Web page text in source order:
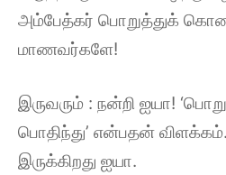
அம்பேத்கர் பொறுத்துக்
மாணவர்களே!
இருவரும் : நன்றி ஐயா!
பொதிந்து’ என்பதன்
இருக்கிறது ஐயா.